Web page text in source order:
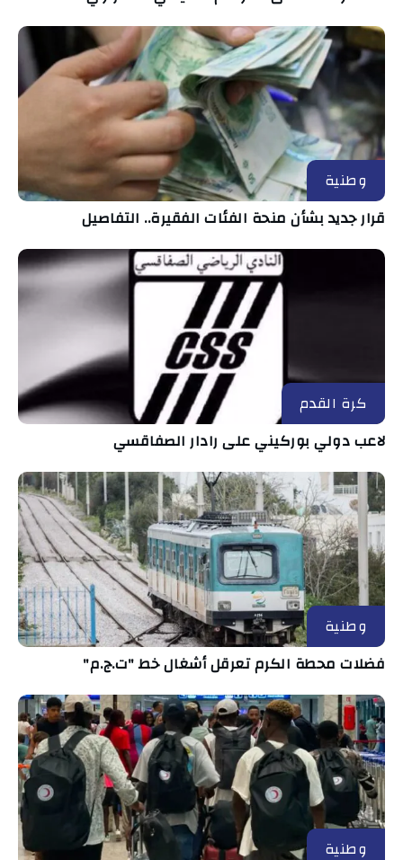
وطنية
قرار جديد بشأن منحة الفئات الفقيرة.. التفاصيل
كرة القدم
لاعب دولي بوركيني على رادار الصفاقسي
وطنية
فضلات محطة الكرم تعرقل أشغال خط "ت.ج.م"
وطنية